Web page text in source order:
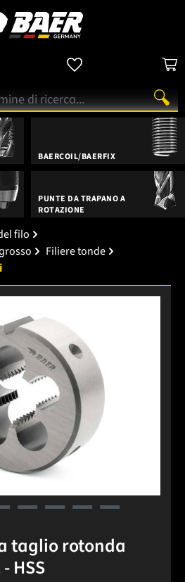
BAERCOIL/BAERFIX
PUNTE DA TRAPANO A
ROTAZIONE
filo
Filiere tonde
taglio rotonda
HSS